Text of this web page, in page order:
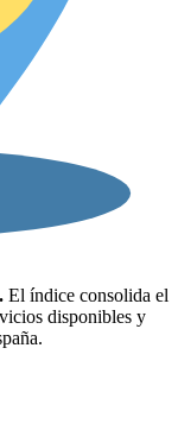
El índice consolida el
disponibles y